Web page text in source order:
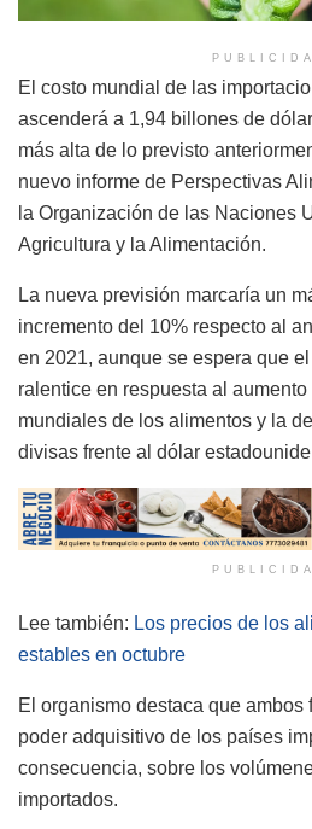
El costo mundial de las
ascenderá a 1,94 billones de
más alta de lo previsto
nuevo informe de Perspectivas
la Organización de las Naciones
Agricultura y la Alimentación.
La nueva previsión marcaría un
incremento del 10% respecto al
en 2021, aunque se espera que
ralentice en respuesta al
mundiales de los alimentos y la
divisas frente al dólar
Lee también: Los precios de los
estables en octubre
El organismo destaca que ambos
poder adquisitivo de los países
consecuencia, sobre los
importados.